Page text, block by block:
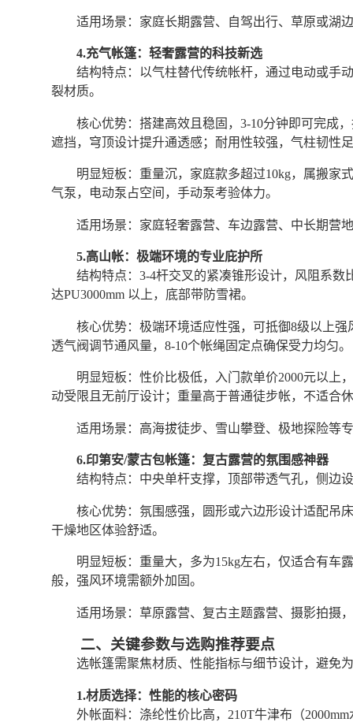
适用场景：家庭长期露营、自驾出行、草原或湖
4.充气帐篷：轻奢露营的科技新选
结构特点：以气柱替代传统帐杆，通过电动或手
裂材质。
核心优势：搭建高效且稳固，3-10分钟即可完成
遮挡，穹顶设计提升通透感；耐用性较强，气柱韧性
明显短板：重量沉，家庭款多超过10kg，属搬家
气泵，电动泵占空间，手动泵考验体力。
适用场景：家庭轻奢露营、车边露营、中长期营
5.高山帐：极端环境的专业庇护所
结构特点：3-4杆交叉的紧凑锥形设计，风阻系数
达PU3000mm 以上，底部带防雪裙。
核心优势：极端环境适应性强，可抵御8级以上
透气阀调节通风量，8-10个帐绳固定点确保受力均匀。
明显短板：性价比极低，入门款单价2000元以上
动受限且无前厅设计；重量高于普通徒步帐，不适合
适用场景：高海拔徒步、雪山攀登、极地探险等
6.印第安/蒙古包帐篷：复古露营的氛围感神器
结构特点：中央单杆支撑，顶部带透气孔，侧边
核心优势：氛围感强，圆形或六边形设计适配吊
干燥地区体验舒适。
明显短板：重量大，多为15kg左右，仅适合有车
般，强风环境需额外加固。
适用场景：草原露营、复古主题露营、摄影拍摄
二、关键参数与选购推荐要点
选帐篷需聚焦材质、性能指标与细节设计，避免
1.材质选择：性能的核心密码
外帐面料：涤纶性价比高，210T牛津布（